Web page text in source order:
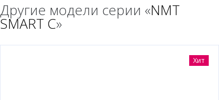
Другие модели серии «NMT
SMART C»
Хит